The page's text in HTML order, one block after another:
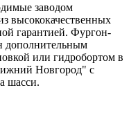
заводом
высококачественных
гарантией. Фургон-
дополнительным
или гидробортом в
Новгород" с
шасси.